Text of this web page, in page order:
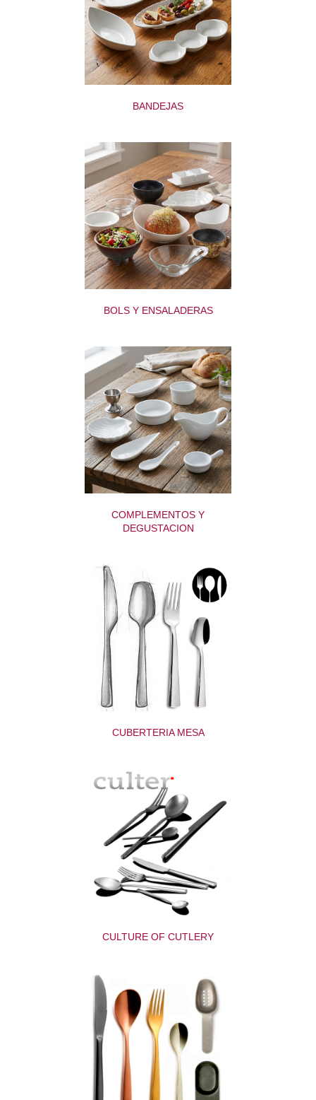
BANDEJAS
BOLS Y ENSALADERAS
COMPLEMENTOS Y
DEGUSTACION
CUBERTERIA MESA
CULTURE OF CUTLERY